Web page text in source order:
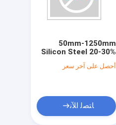
50mm-1250mm
Silicon Steel 20-30%
Elongation 0.5-
1.2W/kg Loss Factor
أحصل على آخر سعر
ﺎﺘﺼﻟ ﺍﻶﻧ